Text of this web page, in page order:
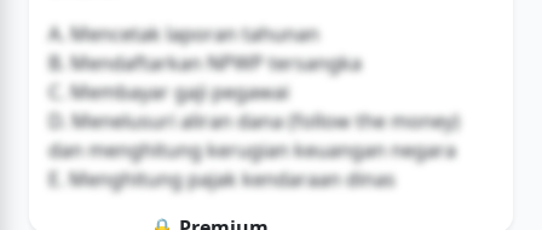
A. Mencetak laporan tahunan
B. Mendaftarkan NPWP tersangka
C. Membayar gaji pegawai
D. Menelusuri aliran dana (follow the money)
dan menghitung kerugian keuangan negara
E. Menghitung pajak kendaraan dinas